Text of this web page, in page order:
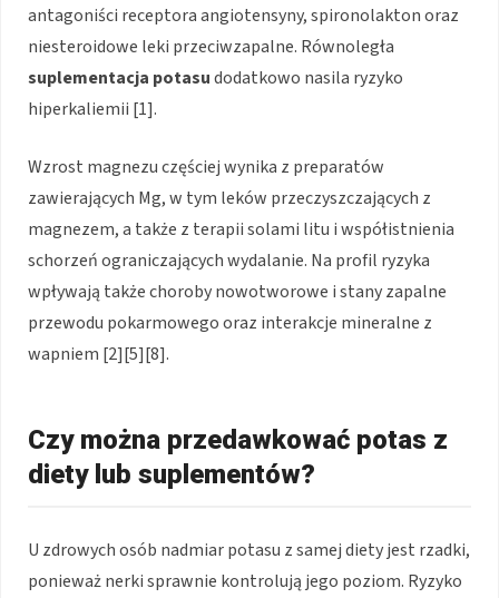
antagoniści receptora angiotensyny, spironolakton oraz
niesteroidowe leki przeciwzapalne. Równoległa
suplementacja potasudodatkowo nasila ryzyko
hiperkaliemii [1].
Wzrost magnezu częściej wynika z preparatów
zawierających Mg, w tym leków przeczyszczających z
magnezem, a także z terapii solami litu i współistnienia
schorzeń ograniczających wydalanie. Na profil ryzyka
wpływają także choroby nowotworowe i stany zapalne
przewodu pokarmowego oraz interakcje mineralne z
wapniem [2][5][8].
Czy można przedawkować potas z
diety lub suplementów?
U zdrowych osób nadmiar potasu z samej diety jest rzadki,
ponieważ nerki sprawnie kontrolują jego poziom. Ryzyko